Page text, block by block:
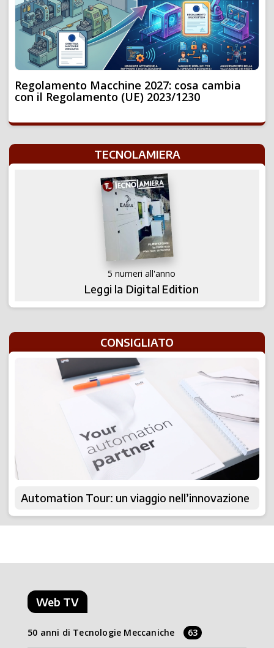
Regolamento Macchine 2027: cosa cambia
con il Regolamento (UE) 2023/1230
TECNOLAMIERA
5 numeri all'anno
Leggi la Digital Edition
CONSIGLIATO
Automation Tour: un viaggio nell’innovazione
Web TV
50 anni di Tecnologie Meccaniche 63